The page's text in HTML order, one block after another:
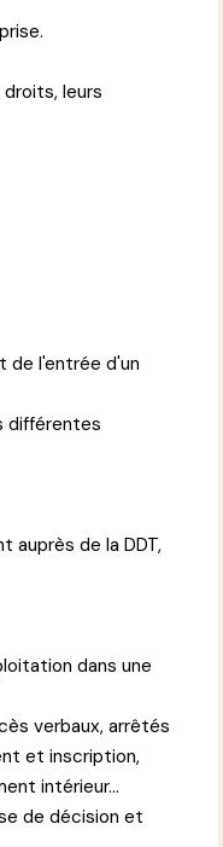
leurs
de l'entrée d'un
différentes
auprès de la DDT,
dans une
verbaux, arrêtés
et inscription,
intérieur...
de décision et